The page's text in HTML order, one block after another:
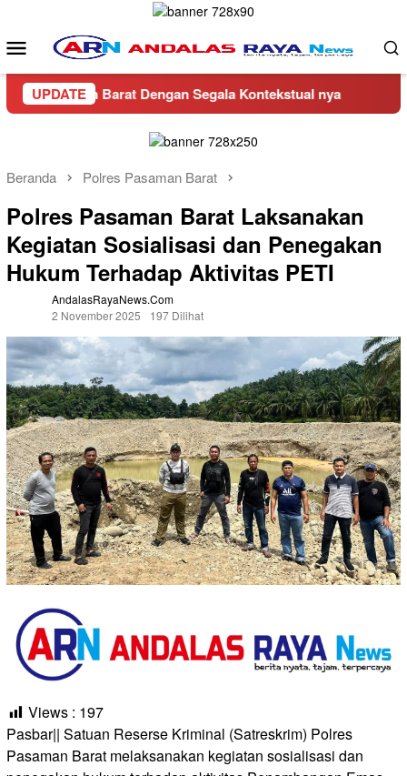
konten
Menu
Mobile
UPDATE
Barat Dengan Segala Kontekstual nya CV
Beranda Polres Pasaman Barat
Polres Pasaman Barat Laksanakan
Kegiatan Sosialisasi dan Penegakan
Hukum Terhadap Aktivitas PETI
AndalasRayaNews.com
2 November 2025
197 Dilihat
Views : 197
Pasbar|| Satuan Reserse Kriminal (Satreskrim) Polres
Pasaman Barat melaksanakan kegiatan sosialisasi dan